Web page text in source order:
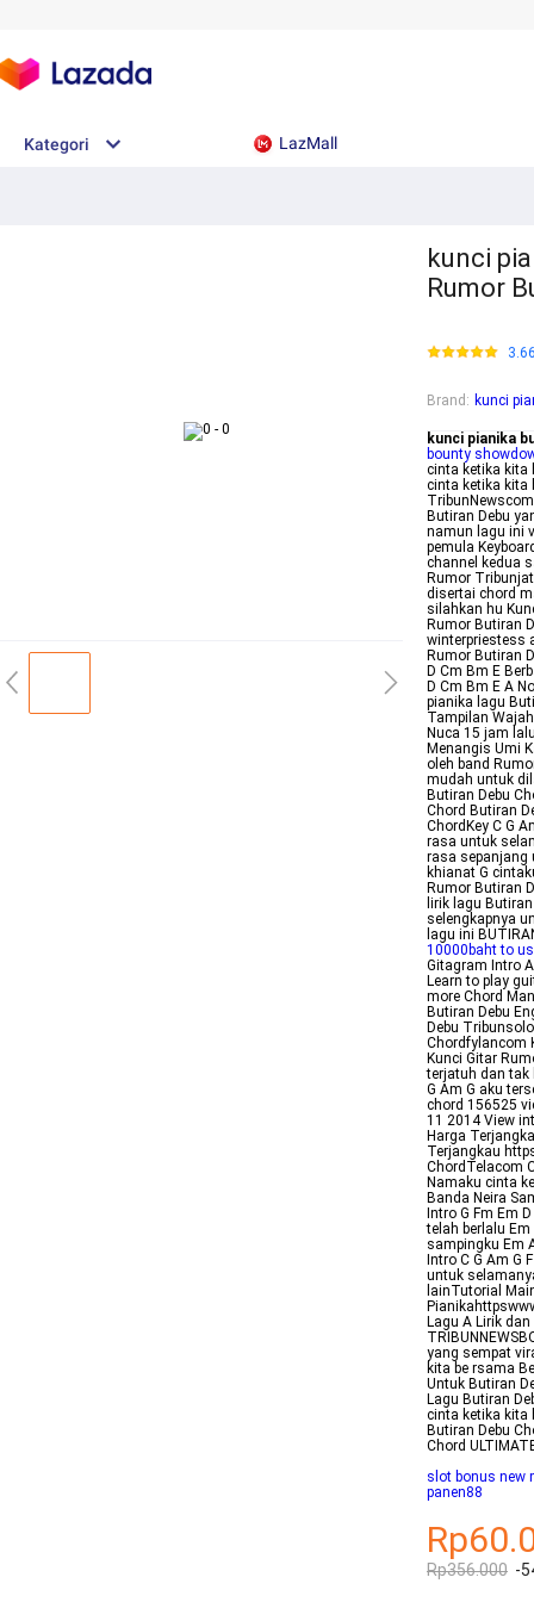
Kategori LazMall
kunci
Rumor
Brand : kunci
kunci pianika
bounty
cinta ketika kita
cinta ketika kita
Butiran Debu
namun lagu ini
pemula
channel kedua
Rumor
disertai chord
silahkan hu
Rumor Butiran
winterpriestess
Rumor Butiran
D Cm Bm E
D Cm Bm E A
pianika lagu
Tampilan
Nuca 15 jam
Menangis Umi
oleh band
mudah untuk
Butiran Debu
Chord Butiran
ChordKey C G
rasa untuk
rasa sepanjang
khianat G
Rumor Butiran
lirik lagu
selengkapnya
lagu ini
10000baht to
Gitagram Intro
Learn to play
more Chord
Butiran Debu
Debu
Chordfylancom
Kunci Gitar
terjatuh dan tak
G Am G aku
chord 156525
11 2014 View
Harga
Terjangkau
ChordTelacom
Namaku cinta
Banda Neira
Intro G Fm Em
telah berlalu
sampingku Em
Intro C G Am G
untuk
lainTutorial
Lagu A Lirik
yang sempat
kita be rsama
Untuk Butiran
Lagu Butiran
cinta ketika kita
Butiran Debu
Chord
slot bonus new
panen88
Rp356.000 -